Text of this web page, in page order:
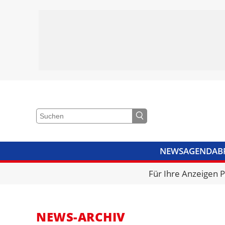
NEWSAGENDA
VIDEOSBIBLIOTHEK
Für Ihre Anzeigen
NEWS-ARCHIV